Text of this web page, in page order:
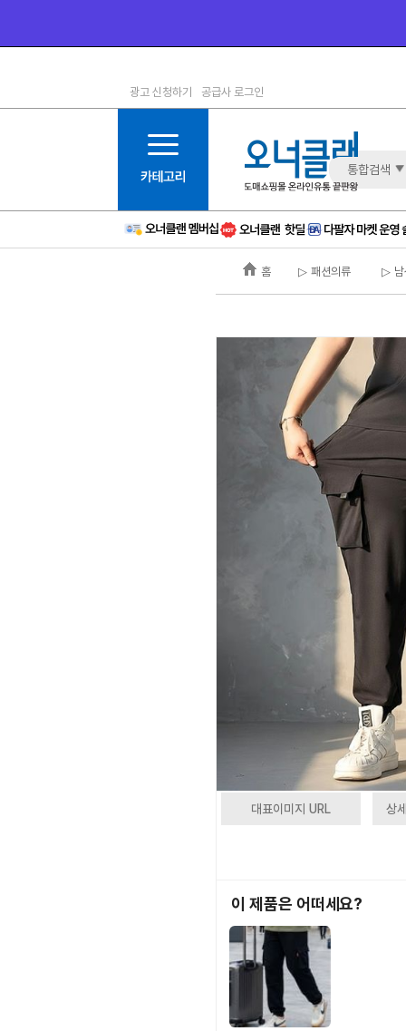
1등급
6등급
11등급
12등급
15등급
16등급
광고 신청하기 공급사 로그인
통합검색
홈 ▷ 패션의류 ▷ 남
대표이미지 URL 상
이 제품은 어떠세요?